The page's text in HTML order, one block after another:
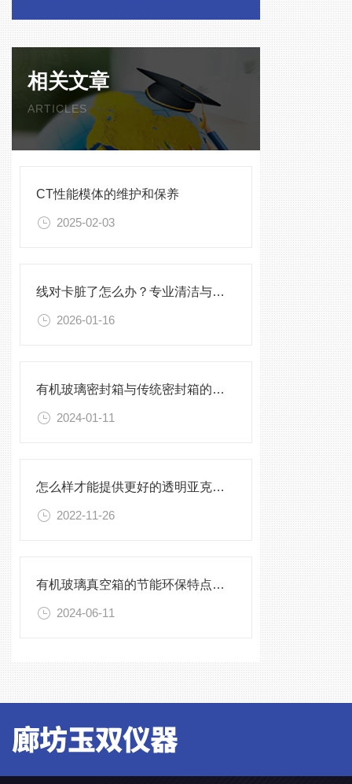
相关文章
ARTICLES
CT性能模体的维护和保养
2025-02-03
线对卡脏了怎么办？专业清洁与维护建议
2026-01-16
有机玻璃密封箱与传统密封箱的比较分析
2024-01-11
怎么样才能提供更好的透明亚克力加工产品
2022-11-26
有机玻璃真空箱的节能环保特点及优势
2024-06-11